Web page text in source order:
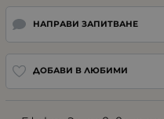
НАПРАВИ ЗАПИТВАНЕ
ДОБАВИ В ЛЮБИМИ